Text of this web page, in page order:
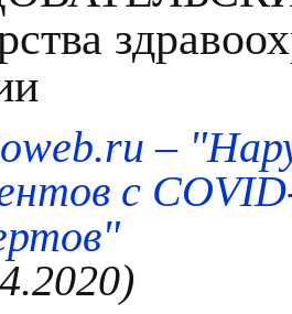
– "
с
"